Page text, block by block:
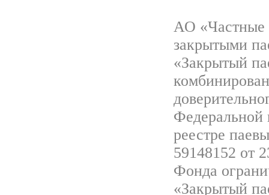
АО «Частные
закрытыми
«Закрытый
Федеральной
реестре
59148152 от
Фонда
«Закрытый